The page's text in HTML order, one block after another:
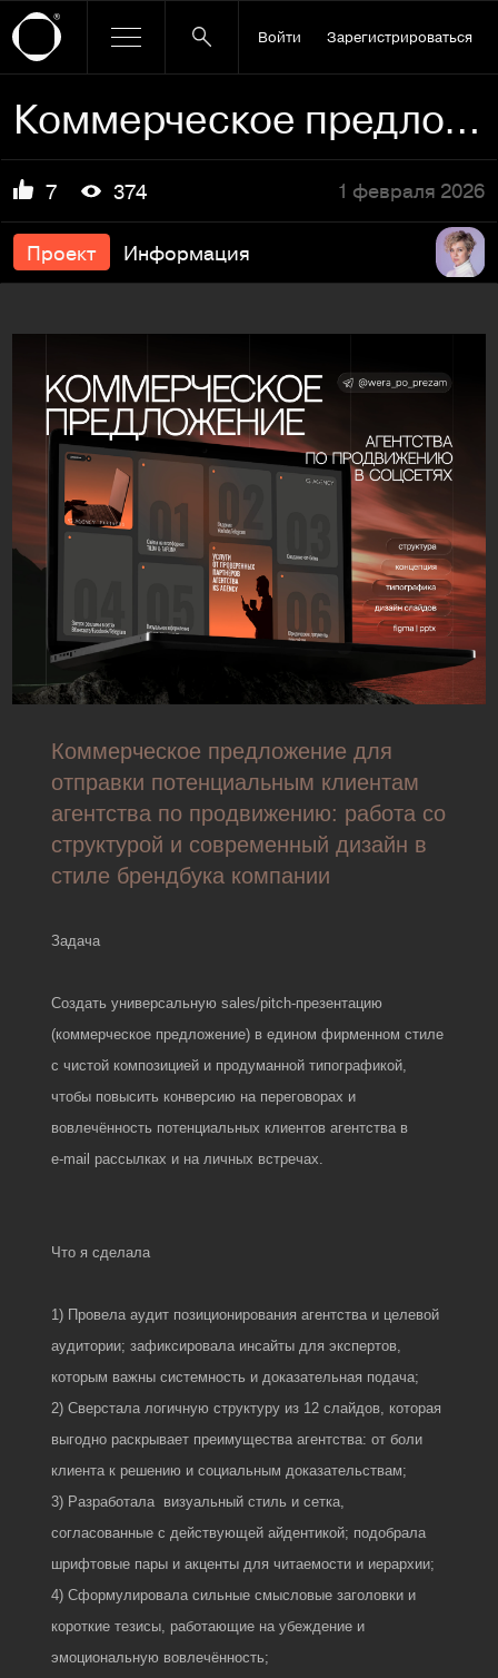
Войти Зарегистрироваться
Коммерческое предложение / презентация smm агентства
7 374 1 февраля 2026
Проект Информация
Коммерческое предложение для
отправки потенциальным клиентам
агентства по продвижению: работа со
структурой и современный дизайн в
стиле брендбука компании
Задача
Создать универсальную sales/pitch‑презентацию
(коммерческое предложение) в едином фирменном стиле
с чистой композицией и продуманной типографикой,
чтобы повысить конверсию на переговорах и
вовлечённость потенциальных клиентов агентства в
e‑mail рассылках и на личных встречах.
Что я сделала
1) Провела аудит позиционирования агентства и целевой
аудитории; зафиксировала инсайты для экспертов,
которым важны системность и доказательная подача;
2) Сверстала логичную структуру из 12 слайдов, которая
выгодно раскрывает преимущества агентства: от боли
клиента к решению и социальным доказательствам​;
3) Разработала визуальный стиль и сетка,
согласованные с действующей айдентикой; подобрала
шрифтовые пары и акценты для читаемости и иерархии;
4) Сформулировала сильные смысловые заголовки и
короткие тезисы, работающие на убеждение и
эмоциональную вовлечённость;